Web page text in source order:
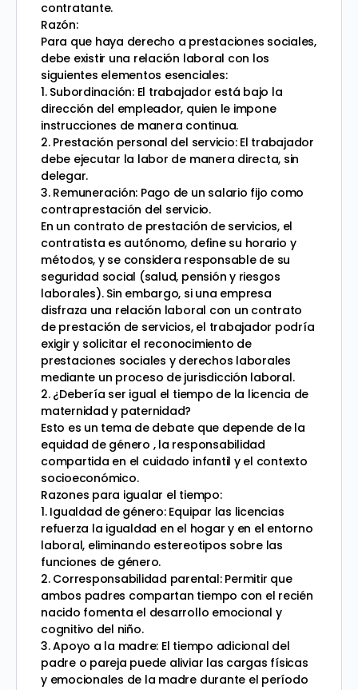
contratante.
Razón:
Para que haya derecho a prestaciones sociales,
debe existir una relación laboral con los
siguientes elementos esenciales:
1. Subordinación: El trabajador está bajo la
dirección del empleador, quien le impone
instrucciones de manera continua.
2. Prestación personal del servicio: El trabajador
debe ejecutar la labor de manera directa, sin
delegar.
3. Remuneración: Pago de un salario fijo como
contraprestación del servicio.
En un contrato de prestación de servicios, el
contratista es autónomo, define su horario y
métodos, y se considera responsable de su
seguridad social (salud, pensión y riesgos
laborales). Sin embargo, si una empresa
disfraza una relación laboral con un contrato
de prestación de servicios, el trabajador podría
exigir y solicitar el reconocimiento de
prestaciones sociales y derechos laborales
mediante un proceso de jurisdicción laboral.
2. ¿Debería ser igual el tiempo de la licencia de
maternidad y paternidad?
Esto es un tema de debate que depende de la
equidad de género , la responsabilidad
compartida en el cuidado infantil y el contexto
socioeconómico.
Razones para igualar el tiempo:
1. Igualdad de género: Equipar las licencias
refuerza la igualdad en el hogar y en el entorno
laboral, eliminando estereotipos sobre las
funciones de género.
2. Corresponsabilidad parental: Permitir que
ambos padres compartan tiempo con el recién
nacido fomenta el desarrollo emocional y
cognitivo del niño.
3. Apoyo a la madre: El tiempo adicional del
padre o pareja puede aliviar las cargas físicas
y emocionales de la madre durante el período